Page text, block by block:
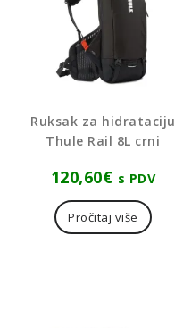
Ruksak za hidrataciju
Thule Rail 8L crni
120,60€ s PDV
Pročitaj više